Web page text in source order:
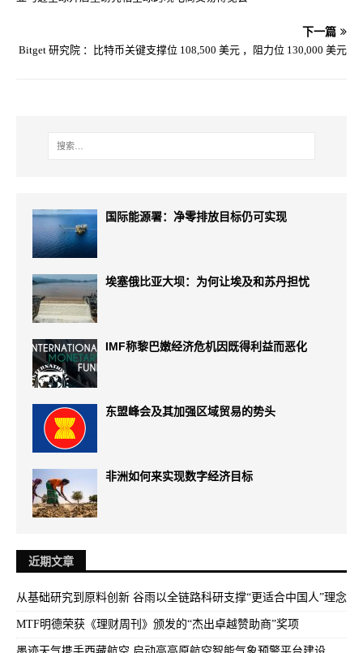
下一篇
Bitget 研究院 ：比特币关键支撑位 108,500 美元 ，阻力位 130,000 美元
国际能源署：净零排放目标仍可实现
埃塞俄比亚大坝：为何让埃及和苏丹担忧
IMF称黎巴嫩经济危机因既得利益而恶化
东盟峰会及其加强区域贸易的势头
非洲如何来实现数字经济目标
近期文章
从基础研究到原料创新 谷雨以全链路科研支撑“更适合中国人”理念
MTF明德荣获《理财周刊》颁发的“杰出卓越赞助商”奖项